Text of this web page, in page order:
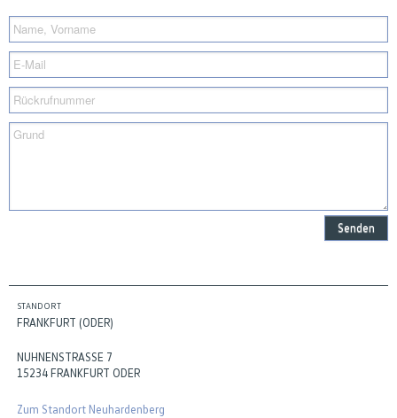
Senden
STANDORT
FRANKFURT (ODER)
NUHNENSTRASSE 7
15234 FRANKFURT ODER
Zum Standort Neuhardenberg